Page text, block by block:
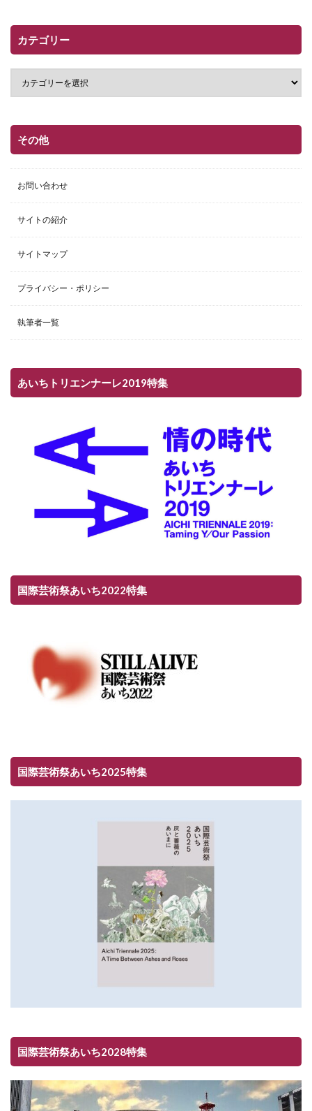
カテゴリー
その他
お問い合わせ
サイトの紹介
サイトマップ
プライバシー・ポリシー
執筆者一覧
あいちトリエンナーレ2019特集
国際芸術祭あいち2022特集
国際芸術祭あいち2025特集
国際芸術祭あいち2028特集